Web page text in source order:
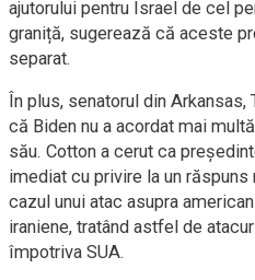
ajutorului pentru Israel de cel
graniță, sugerează că aceste
separat.
În plus, senatorul din
că Biden nu a acordat mai
său. Cotton a cerut ca
imediat cu privire la un
cazul unui atac asupra
iraniene, tratând astfel de
împotriva SUA.